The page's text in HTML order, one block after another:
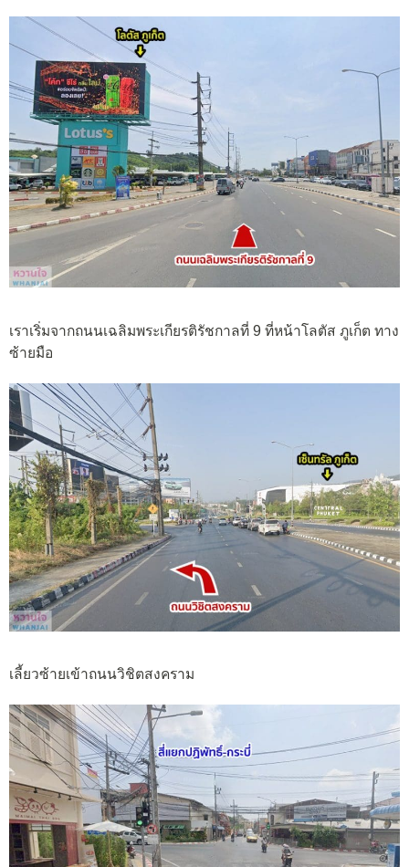
เราเริ่มจากถนนเฉลิมพระเกียรติรัชกาลที่ 9 ที่หน้าโลตัส ภูเก็ต ทาง
ซ้ายมือ
เลี้ยวซ้ายเข้าถนนวิชิตสงคราม